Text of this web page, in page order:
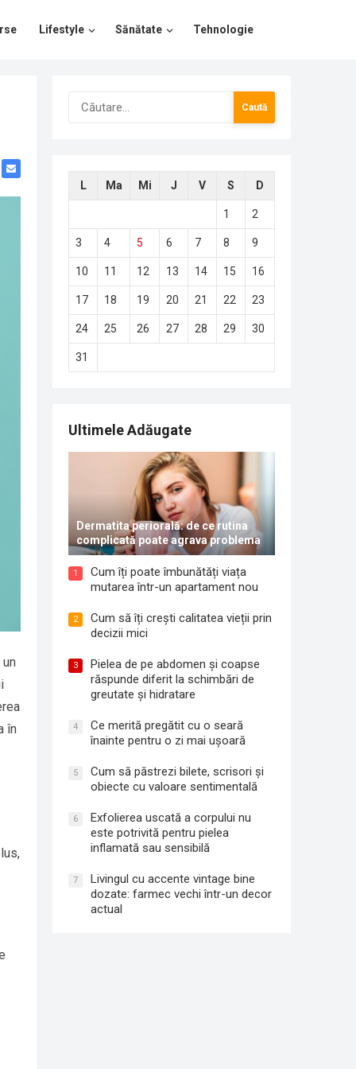
Lifestyle Sănătate Tehnologie
în
Caută
după:
L Ma Mi J V S D
1 2
3 4 5 6 7 8 9
10 11 12 13 14 15 16
17 18 19 20 21 22 23
24 25 26 27 28 29 30
31
Ultimele Adăugate
Dermatita periorală: de ce rutina
complicată poate agrava problema
1
Cum îți poate îmbunătăți viața
mutarea într-un apartament nou
2
Cum să îți crești calitatea vieții prin
decizii mici
3
Pielea de pe abdomen și coapse
răspunde diferit la schimbări de
greutate și hidratare
4
Ce merită pregătit cu o seară
înainte pentru o zi mai ușoară
5
Cum să păstrezi bilete, scrisori și
obiecte cu valoare sentimentală
6
Exfolierea uscată a corpului nu
este potrivită pentru pielea
inflamată sau sensibilă
7
Livingul cu accente vintage bine
dozate: farmec vechi într-un decor
actual